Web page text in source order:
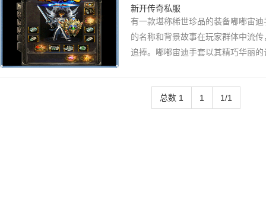
新开传奇私服
有一款堪称稀世珍品的装备嘟嘟宙
的名称和背景故事在玩家群体中流
追捧。嘟嘟宙迪手套以其精巧华丽
会提供+30攻
总数 1 1 1/1